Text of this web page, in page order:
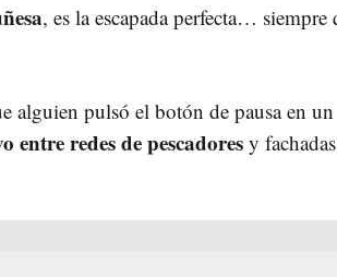
, es la escapada perfecta… siempre
alguien pulsó el botón de pausa en un
entre redes de pescadoresy